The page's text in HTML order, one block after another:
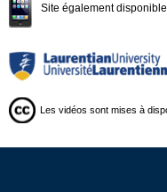
Site également
Les vidéos sont mises à